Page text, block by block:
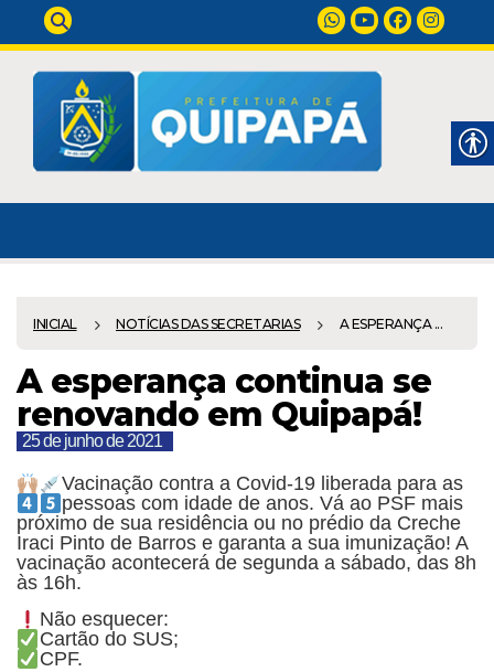
INICIAL NOTÍCIAS DAS SECRETARIAS A ESPERANÇA ...
A esperança continua se
renovando em Quipapá!
25 de junho de 2021
Vacinação contra a Covid-19 liberada para as
pessoas com idade de anos. Vá ao PSF mais
próximo de sua residência ou no prédio da Creche
Iraci Pinto de Barros e garanta a sua imunização! A
vacinação acontecerá de segunda a sábado, das 8h
às 16h.
Não esquecer:
Cartão do SUS;
CPF.